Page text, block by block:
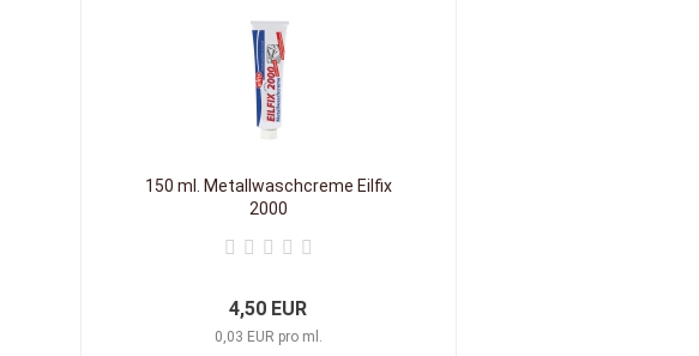
150 ml. Metallwaschcreme Eilfix
2000
4,50 EUR
0,03 EUR pro ml.